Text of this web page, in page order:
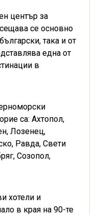
център за
се основно
така и от
една от
в
са: Ахтопол,
Лозенец,
Равда, Свети
Созопол,
хотели и
в края на 90-те